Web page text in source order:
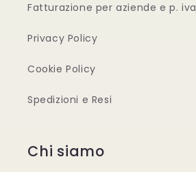
Fatturazione per aziende e p. iva
Privacy Policy
Cookie Policy
Spedizioni e Resi
Chi siamo